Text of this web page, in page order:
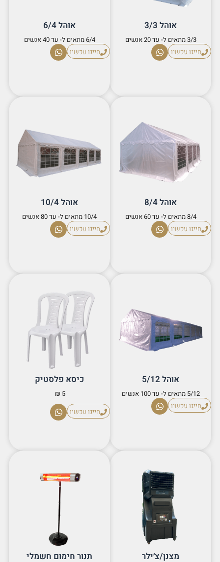
אוהל 3/3
3/3 מתאים ל- עד 20 אנשים
חייגו עכשיו
אוהל 6/4
6/4 מתאים ל- עד 40 אנשים
חייגו עכשיו
אוהל 8/4
8/4 מתאים ל- עד 60 אנשים
חייגו עכשיו
אוהל 10/4
10/4 מתאים ל- עד 80 אנשים
חייגו עכשיו
אוהל 5/12
5/12 מתאים ל- עד 100 אנשים
חייגו עכשיו
כיסא פלסטיק
5 ₪
חייגו עכשיו
מצנן/צ׳ילר תנור חימום חשמלי